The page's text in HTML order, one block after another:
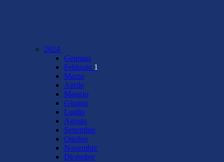
2024
Gennaio
Febbraio 1
Marzo
Aprile
Maggio
Giugno
Luglio
Agosto
Settembre
Ottobre
Novembre
Dicembre